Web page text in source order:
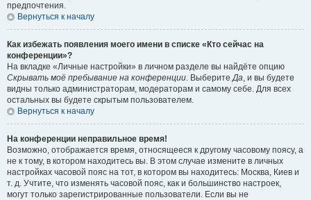
предпочтения.
Вернуться к началу
Как избежать появления моего имени в списке «Кто сейчас на
конференции»?
На вкладке «Личные настройки» в личном разделе вы найдёте опцию
Скрывать моё пребывание на конференции. ВыберитеДа, и вы будете
видны только администраторам, модераторам и самому себе. Для всех
остальных вы будете скрытым пользователем.
Вернуться к началу
На конференции неправильное время!
Возможно, отображается время, относящееся к другому часовому поясу, а
не к тому, в котором находитесь вы. В этом случае измените в личных
настройках часовой пояс на тот, в котором вы находитесь: Москва, Киев и
т. д. Учтите, что изменять часовой пояс, как и большинство настроек,
могут только зарегистрированные пользователи. Если вы не